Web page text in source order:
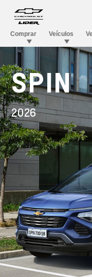
SPIN
2026